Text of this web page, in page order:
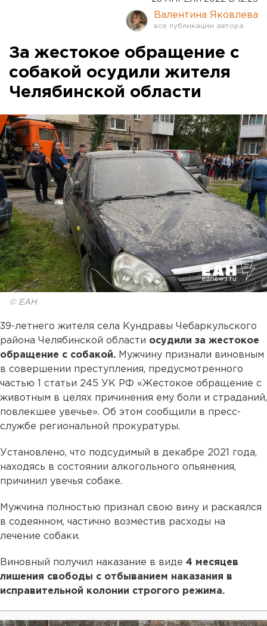
Валентина Яковлева
За жестокое обращение с
собакой осудили жителя
Челябинской области
© ЕАН
39-летнего жителя села Кундравы Чебаркульского
района Челябинской области осудили за жестокое
обращение с собакой. Мужчину признали виновным
в совершении преступления, предусмотренного
частью 1 статьи 245 УК РФ «Жестокое обращение с
животным в целях причинения ему боли и страданий,
повлекшее увечье». Об этом сообщили в пресс-
службе региональной прокуратуры.
Установлено, что подсудимый в декабре 2021 года,
находясь в состоянии алкогольного опьянения,
причинил увечья собаке.
Мужчина полностью признал свою вину и раскаялся
в содеянном, частично возместив расходы на
лечение собаки.
Виновный получил наказание в виде 4 месяцев
лишения свободы с отбыванием наказания в
исправительной колонии строгого режима.